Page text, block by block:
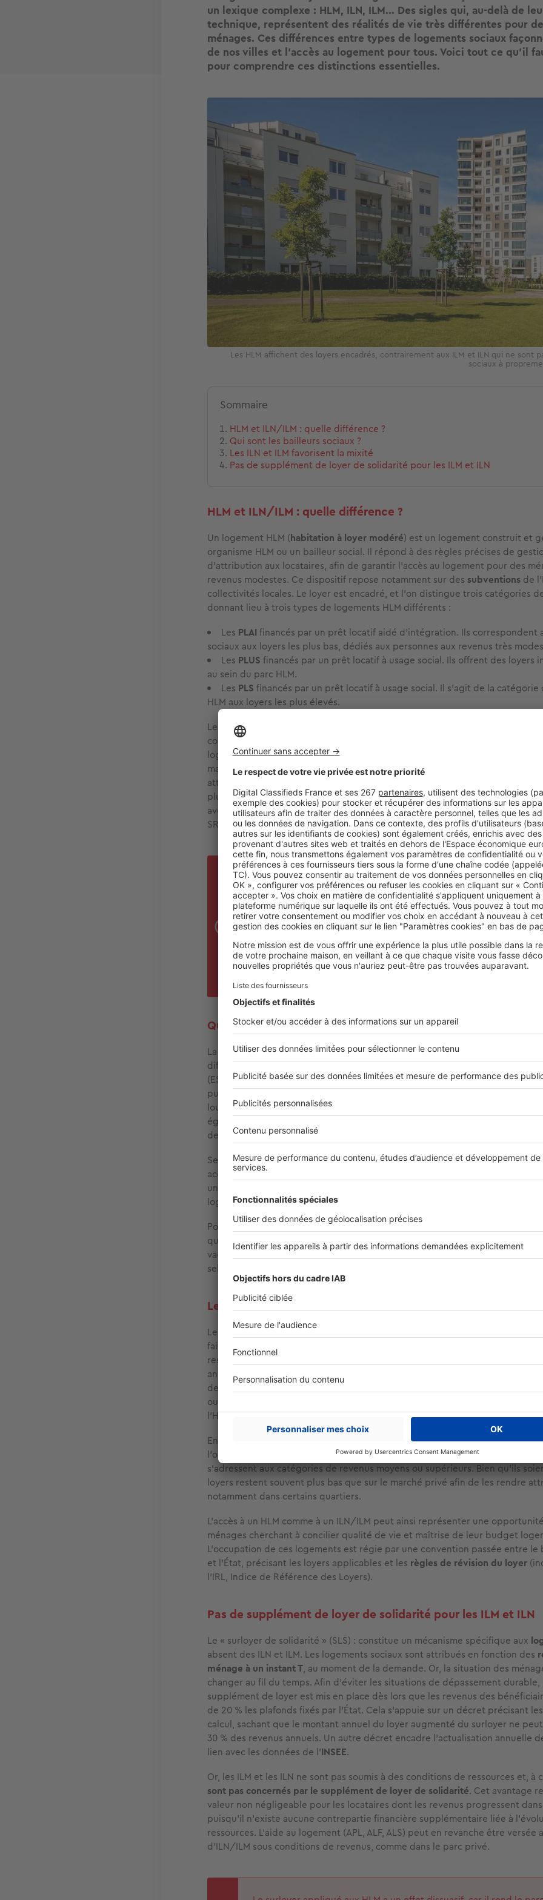
un lexique complexe : HLM, ILN, ILM... Des sigles qui, au-delà de
technique, représentent des réalités de vie très différentes pour
ménages. Ces différences entre types de logements sociaux
de nos villes et l'accès au logement pour tous. Voici tout ce qu'il
pour comprendre ces distinctions essentielles.
Image
Les HLM affichent des loyers encadrés, contrairement aux ILM et ILN qui ne sont
sociaux à
Sommaire
HLM et ILN/ILM : quelle différence ?
Qui sont les bailleurs sociaux ?
Les ILN et ILM favorisent la mixité
Pas de supplément de loyer de solidarité pour les ILM et ILN
HLM et ILN/ILM : quelle différence ?
Un logement HLM (habitation à loyer modéré) est un logement construit et
organisme HLM ou un bailleur social. Il répond à des règles précises de
d'attribution aux locataires, afin de garantir l’accès au logement pour des
revenus modestes. Ce dispositif repose notamment sur des subventions de
collectivités locales. Le loyer est encadré, et l'on distingue trois catégories
donnant lieu à trois types de logements HLM différents :
Les PLAI financés par un prêt locatif aidé d'intégration. Ils correspondent
sociaux aux loyers les plus bas, dédiés aux personnes aux revenus très
Les PLUS financés par un prêt locatif à usage social. Ils offrent des loyers
au sein du parc HLM.
Les PLS financés par un prêt locatif à usage social. Il s'agit de la catégorie
HLM aux loyers les plus élevés.
Les ILN et les ILM, généralement implantés au sein du programme de
correspondent à des
logements intermédiaires proposent des loyers inférieurs à la moyenne du
mais ne sont pas attribués sous conditions de ressources. Ils offrent une
attractive pour les ménages à revenus moyens et participent à l'accès au
plus grand nombre. Les ILN et les ILM sont construits avec les fonds propres
avec des prêts non aidés, et n'entrent pas dans le quota des logements
SRU.
Ces logements conventionnéssont financés différemment des
classiques et leur construction répond à une logique de marché
souple. Par ailleurs, la loi SRU impose aux communes de plus de 3
habitants (1 500 en Île-de-France) de réserver une part minimale
parc résidentiel aux logements sociaux, selon un quota fixé à 20 %
en fonction de la zone. L'État, via le ministère du Logement,
l'ensemble de ces dispositifs en lien avec les communes et les
locaux.
Qui sont les bailleurs sociaux ?
La constructionet la gestion des HLM, ILN et ILM sont assurées par des
différentes natures : Offices Publics de l'Habitat (OPH), Entreprises Sociales
(ESH), ou Sociétés d'Économie Mixte (SEM). Cesorganismesbénéficient de
publiques, de prêts aidés et d'avantages fiscaux en contrepartie de leur
louer à des loyers inférieurs au marché. Action Logement, organisme
également au financement de ces logements et accompagne les salariés dans
demandes de logement.
Selon les données de l'INSEE, la France compte environ 5,4 millions de
accueillent près de 11 millions de locataires. La date de dépôt de la
unique régional (NUR) constituent les éléments de référence pour
logements HLM, qui se fait en fonction des revenus et de la composition
Pour lesILN etILM, il est possible de candidater directement auprès d'un
qui gère également ces logements conventionnés et s'assure de la location
vacants dans les meilleurs délais. Des studios, T2 et grands appartements
selon les programmes. Ils sont proposés à des loyers en deçà de la valeur du
Les ILN et ILM favorisent la mixité
Le mécanisme d'attribution des logements HLM
est connu : il s'agit d'une
fait en fonction des revenus et de la composition de la famille, avec des
ressources précis fixés par l'État selon les zones géographiques. Ces
annuellement par arrêté au 1er janvier. L'état des ressources du ménage à la
demande détermine ainsi la catégorie de logement à laquelle il peut
ou PLS), un critère rappelé dans les dispositions du
l'Habitation).
En revanche, les ILM et les ILN ne sont pas des logements sociaux et sont
l'objectif de
favoriser la mixité au sein du parc social. Ces logements
s'adressent aux catégories de revenus moyens ou supérieurs. Bien qu'ils
loyers restent souvent plus bas que sur le marché privé afin de les rendre
notamment dans certains quartiers.
L’accès à un HLM comme à un ILN/ILM peut ainsi représenter une
ménages cherchant à concilier qualité de vie et maîtrise de leur budget
L'occupation de ces logements est régie par une convention passée entre le
et l'État, précisant les loyers applicables et les règles de révision du loyer
l'IRL, Indice de Référence des Loyers).
Pas de supplément de loyer de solidarité pour les ILM et ILN
Le « surloyer de solidarité » (SLS) : constitue un mécanisme spécifique aux
absent des ILN et ILM. Les logements sociaux sont attribués en fonction des
ménage à un instant T, au moment de la demande. Or, la situation des
changer au fil du temps. Afin d’éviter les situations de dépassement durable,
supplément de loyer est mis en place dès lors que les revenus des
de 20 % les plafonds fixés par l’État. Cela s'appuie sur un décret précisant
calcul, sachant que le montant annuel du loyer augmenté du surloyer ne
30 % des revenus annuels. Un autre décret encadre l'actualisation annuelle
lien avec les données de l'INSEE.
Or, les ILM et les ILN ne sont pas soumis à des conditions de ressources et, à
sont pas concernés par le supplément de loyer de solidarité. Cet avantage
valeur non négligeable pour les locataires dont les revenus progressent
puisqu'il n'existe aucune contrepartie financière supplémentaire liée à
ressources. L'aide au logement (APL, ALF, ALS) peut en revanche être versée
d'ILN/ILM sous conditions de revenus, comme dans le parc privé.